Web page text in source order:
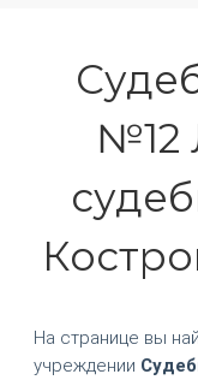
№12
На странице вы
учреждении